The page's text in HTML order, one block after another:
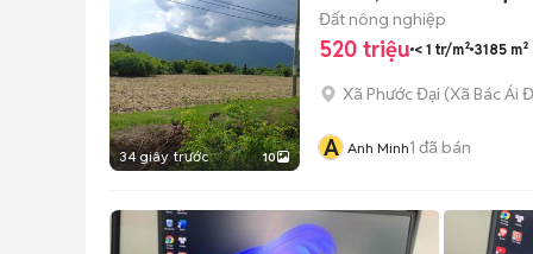
34 giây trước 10
Đất nông nghiệp
520 triệu < 1 tr/m² 3185 m²
Xã Phước Đại (Xã Bác Ái
A Anh Minh1 đã bán